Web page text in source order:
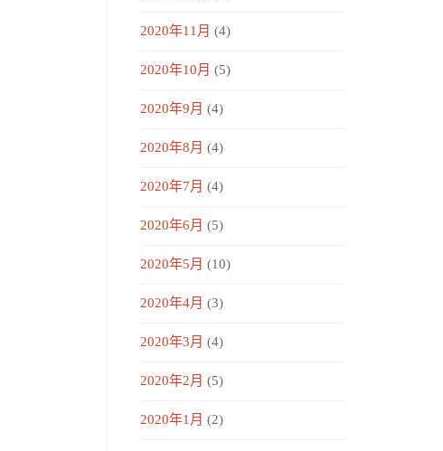
2020年11月 (4)
2020年10月 (5)
2020年9月 (4)
2020年8月 (4)
2020年7月 (4)
2020年6月 (5)
2020年5月 (10)
2020年4月 (3)
2020年3月 (4)
2020年2月 (5)
2020年1月 (2)